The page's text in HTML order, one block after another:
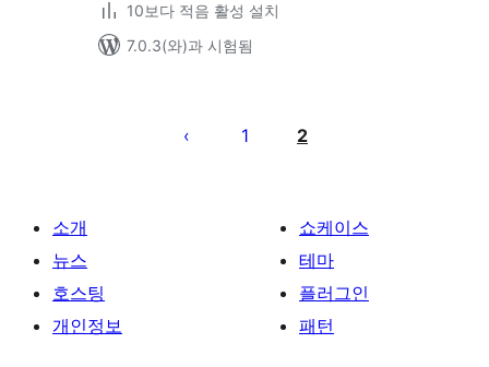
10보다 적음 활성 설치
7.0.3(와)과 시험됨
1 2
소개
뉴스
호스팅
개인정보
쇼케이스
테마
플러그인
패턴